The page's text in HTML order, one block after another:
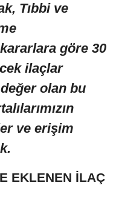
Tıbbi ve
göre 30
ilaçlar
olan bu
ve erişim
EKLENEN İLAÇ